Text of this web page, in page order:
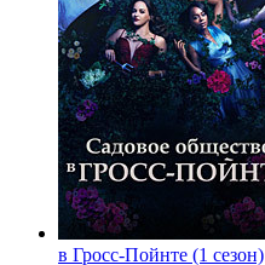
в Гросс-Пойнте (1 сезон)